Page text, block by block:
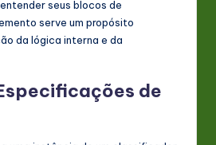
seus blocos de
serve um propósito
da lógica interna e da
de